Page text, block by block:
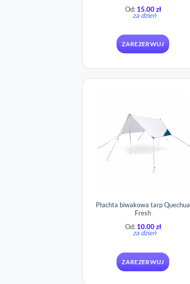
Od: 15.00zł
za dzień
ZAREZERWUJ
Płachta biwakowa tarp Quechua
Fresh
Od: 10.00zł
za dzień
ZAREZERWUJ